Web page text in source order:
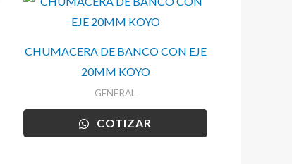
CHUMACERA DE BANCO CON EJE
20MM KOYO
GENERAL
COTIZAR